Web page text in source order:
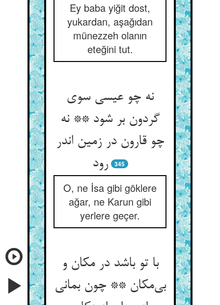
Ey baba yiğit dost,
yukardan, aşağıdan
münezzeh olanın
eteğini tut.
نه چو عیسی سوی
گردون بر شود ** نه
چو قارون در زمین اندر
رود
345
O, ne İsa gibi göklere
ağar, ne Karun gibi
yerlere geçer.
با تو باشد در مکان و
بی‌مکان ** چون بمانی